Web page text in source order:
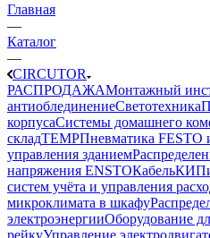
Главная
—
Каталог
—
CIRCUTOR
РАСПРОДАЖАМонтажный
антиоблединениеСветотехника
корпусаСистемы домашнего
складTEMPПневматика FESTO
управления зданием
напряжения ENSTOКабель
систем учёта и управления
микроклимата в шкафу
электроэнергииОборудование
рейкуУправление